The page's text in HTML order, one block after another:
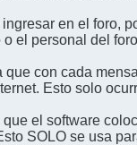
en el foro,
el personal del
que con cada
Esto solo
el software
SOLO se usa